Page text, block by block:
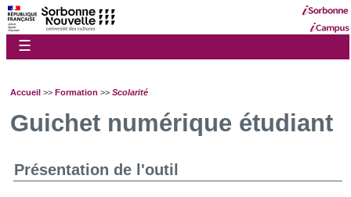
☰
Accueil >> Formation >> Scolarité
Guichet numérique étudiant
Présentation de l'outil